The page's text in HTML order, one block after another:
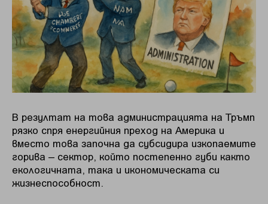
В резултат на това администрацията на Тръмп
рязко спря енергийния преход на Америка и
вместо това започна да субсидира изкопаемите
горива – сектор, който постепенно губи както
екологичната, така и икономическата си
жизнеспособност.